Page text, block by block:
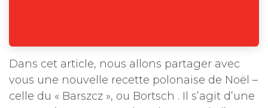
Dans cet article, nous allons partager avec
vous une nouvelle recette polonaise de Noël –
celle du « Barszcz », ou Bortsch . Il s’agit d’une